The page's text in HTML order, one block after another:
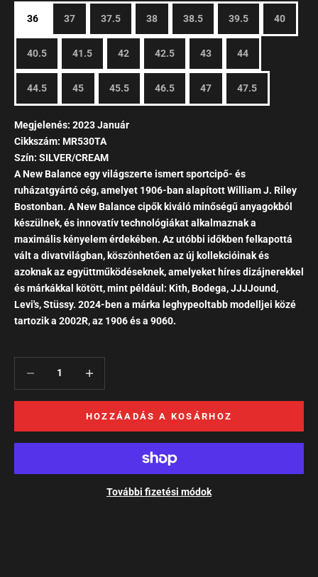
36 37 37.5 38 38.5 39.5 40
40.5 41.5 42 42.5 43 44
44.5 45 45.5 46.5 47 47.5
Megjelenés: 2023 Január
Cikkszám: MR530TA
Szín: SILVER/CREAM
A New Balance egy világszerte ismert sportcipő- és
ruházatgyártó cég, amelyet 1906-ban alapított William J. Riley
Bostonban. A New Balance cipők kiváló minőségű anyagokból
készülnek, és innovatív technológiákat alkalmaznak a
maximális kényelem érdekében. Az utóbbi időkben felkapottá
vált a divatvilágban, köszönhetően az új kollekcióinak és
azoknak az együttműködéseknek, amelyeket híres dizájnerekkel
és márkákkal kötött, mint például: Kith, Bodega, JJJJound,
Levi's, Stüssy. 2024-ben a márka leghypeoltabb modelljei közé
tartozik a 2002R, az 1906 és a 9060.
HOZZÁADÁS A KOSÁRHOZ
További fizetési módok